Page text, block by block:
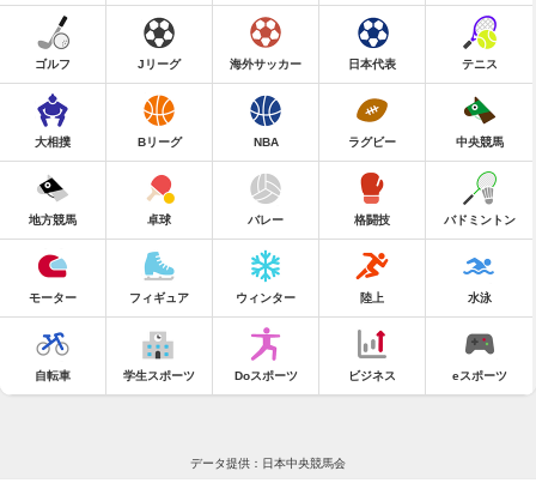
ゴルフ Jリーグ 海外サッカー 日本代表 テニス
大相撲 Bリーグ NBA ラグビー 中央競馬
地方競馬 卓球 バレー 格闘技 バドミントン
モーター フィギュア ウィンター 陸上 水泳
自転車 学生スポーツ Doスポーツ ビジネス eスポーツ
データ提供：日本中央競馬会